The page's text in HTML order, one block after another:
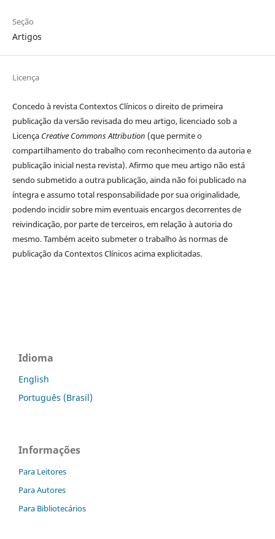
Seção
Artigos
Licença
Concedo à revista Contextos Clínicos o direito de primeira
publicação da versão revisada do meu artigo, licenciado sob a
Licença Creative Commons Attribution (que permite o
compartilhamento do trabalho com reconhecimento da autoria e
publicação inicial nesta revista). Afirmo que meu artigo não está
sendo submetido a outra publicação, ainda não foi publicado na
íntegra e assumo total responsabilidade por sua originalidade,
podendo incidir sobre mim eventuais encargos decorrentes de
reivindicação, por parte de terceiros, em relação à autoria do
mesmo. Também aceito submeter o trabalho às normas de
publicação da Contextos Clínicos acima explicitadas.
Idioma
English
Português (Brasil)
Informações
Para Leitores
Para Autores
Para Bibliotecários